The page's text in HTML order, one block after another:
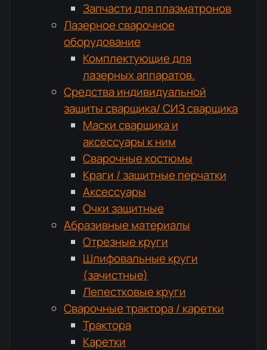
Запчасти для плазматронов
Лазерное сварочное
оборудование
Комплектующие для
лазерных аппаратов.
Средства индивидуальной
защиты сварщика/ СИЗ сварщика
Маски сварщика и
аксессуары к ним
Сварочные костюмы
Краги / защитные перчатки
Аксессуары
Очки защитные
Абразивные материалы
Отрезные круги
Шлифовальные круги
(зачистные)
Лепестковые круги
Сварочные трактора / каретки
Трактора
Каретки